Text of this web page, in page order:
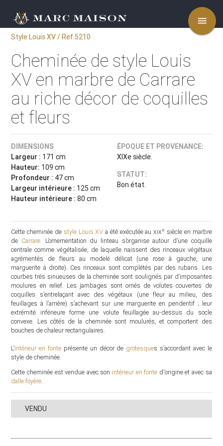
menu
Style Louis XV / Ref.5210
Cheminée de style Louis
XV en marbre de Carrare
au riche décor de coquilles
et fleurs
DIMENSIONS
Largeur : 171 cm
Hauteur: 109 cm
Profondeur : 47 cm
Largeur intérieure : 125 cm
Hauteur intérieure :80 cm
ÉPOQUE ET PROVENANCE:
XIXe siècle.
STATUT:
Bon état.
Cette cheminée de style Louis XV a été exécutée auxixe siècle en marbre
de Carrare . L’ornementation du linteau s’organise autour d’une coquille
centrale comme végétalisée, de laquelle naissent des rinceaux végétaux
agrémentés de fleurs au modelé délicat (une rose à gauche, une
marguerite à droite). Ces rinceaux sont complétés par des rubans. Les
courbes très sinueuses de la cheminée sont soulignés par d’imposantes
moulures en relief. Les jambages sont ornés de volutes couvertes de
coquilles s’entrelaçant avec des végétaux (une fleur au milieu, des
feuillages à l’arrière) s’achevant sur une marguerite en pendentif ; leur
extrémité inférieure forme une volute feuillagée au-dessus du socle
convexe. Les côtés de la cheminée sont moulurés, et comportent des
bouches de chaleur rectangulaires.
L’intérieur en fonte présente un décor de grotesques s’accordant avec le
style de cheminée.
Cette cheminée est vendue avec son intérieur en fonte d'origine et avec sa
dalle foyère.
VENDU